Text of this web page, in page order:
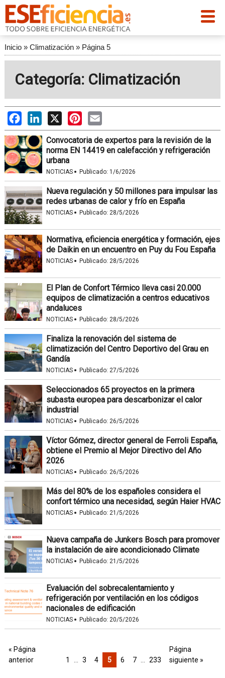
Inicio» Climatización» Página 5
Categoría: Climatización
FacebookLinkedIn
X PinterestEmail
Convocatoria de expertos para la revisión de la
norma EN 14419 en calefacción y refrigeración
urbana
NOTICIAS · Publicado: 1/6/2026
Nueva regulación y 50 millones para impulsar las
redes urbanas de calor y frío en España
NOTICIAS · Publicado: 28/5/2026
Normativa, eficiencia energética y formación, ejes
de Daikin en un encuentro en Puy du Fou España
NOTICIAS · Publicado: 28/5/2026
El Plan de Confort Térmico lleva casi 20.000
equipos de climatización a centros educativos
andaluces
NOTICIAS · Publicado: 28/5/2026
Finaliza la renovación del sistema de
climatización del Centro Deportivo del Grau en
Gandía
NOTICIAS · Publicado: 27/5/2026
Seleccionados 65 proyectos en la primera
subasta europea para descarbonizar el calor
industrial
NOTICIAS · Publicado: 26/5/2026
Víctor Gómez, director general de Ferroli España,
obtiene el Premio al Mejor Directivo del Año
2026
NOTICIAS · Publicado: 26/5/2026
Más del 80% de los españoles considera el
confort térmico una necesidad, según Haier HVAC
NOTICIAS · Publicado: 21/5/2026
Nueva campaña de Junkers Bosch para promover
la instalación de aire acondicionado Climate
NOTICIAS · Publicado: 21/5/2026
Evaluación del sobrecalentamiento y
refrigeración por ventilación en los códigos
nacionales de edificación
NOTICIAS · Publicado: 20/5/2026
« Página
anterior
1 3 4 5 6 7 233
Página
siguiente »